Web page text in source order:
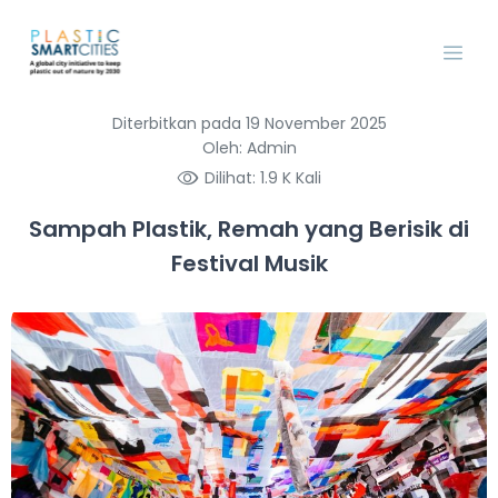
Diterbitkan pada 19 November 2025
Oleh: Admin
Dilihat: 1.9 K Kali
Sampah Plastik, Remah yang Berisik di
Festival Musik
Previous Next